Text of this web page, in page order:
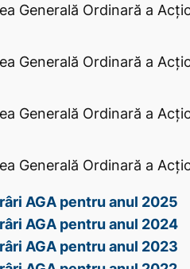
Generală Ordinară a
Generală Ordinară a
Generală Ordinară a
Generală Ordinară a
AGA pentru anul 2025
AGA pentru anul 2024
AGA pentru anul 2023